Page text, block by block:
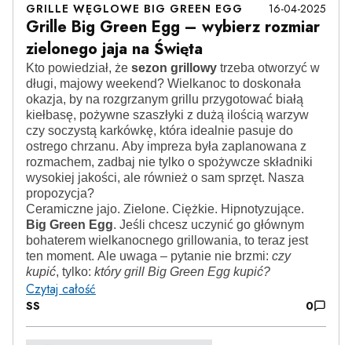
GRILLE WĘGLOWE BIG GREEN EGG 16-04-2025
Grille Big Green Egg – wybierz rozmiar
zielonego jaja na Święta
Kto powiedział, że sezon grillowy trzeba otworzyć w
długi, majowy weekend? Wielkanoc to doskonała
okazja, by na rozgrzanym grillu przygotować białą
kiełbasę, pożywne szaszłyki z dużą ilością warzyw
czy soczystą karkówkę, która idealnie pasuje do
ostrego chrzanu. Aby impreza była zaplanowana z
rozmachem, zadbaj nie tylko o spożywcze składniki
wysokiej jakości, ale również o sam sprzęt. Nasza
propozycja?
Ceramiczne jajo. Zielone. Ciężkie. Hipnotyzujące.
Big Green Egg. Jeśli chcesz uczynić go głównym
bohaterem wielkanocnego grillowania, to teraz jest
ten moment. Ale uwaga – pytanie nie brzmi: czy
kupić, tylko: który grill Big Green Egg kupić?
Czytaj całość
SS 0